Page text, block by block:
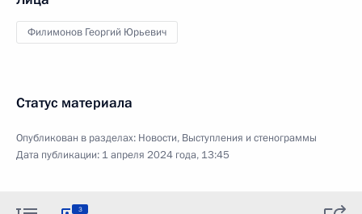
Филимонов Георгий Юрьевич
Статус материала
Опубликован в разделах: Новости, Выступления и стенограммы
Дата публикации: 1 апреля 2024 года, 13:45
3